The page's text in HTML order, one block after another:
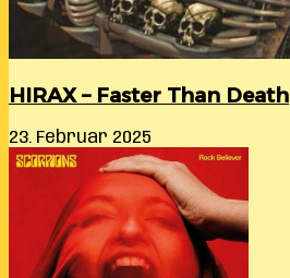
HIRAX – Faster Than Death
23. Februar 2025